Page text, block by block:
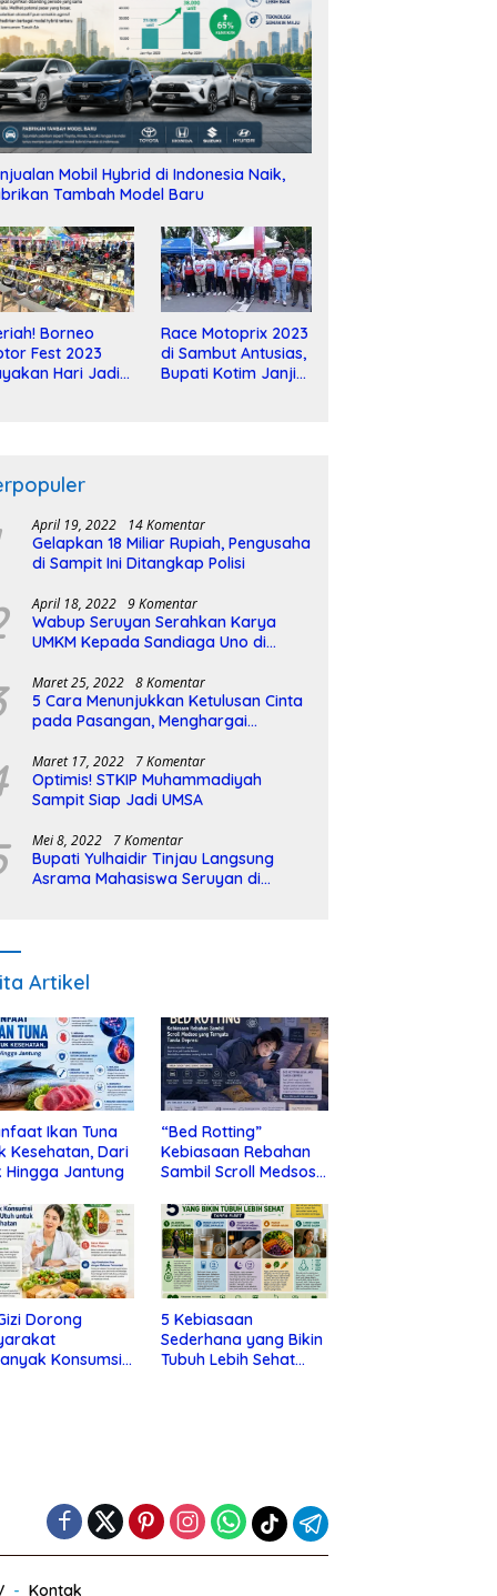
Mobil Hybrid di Indonesia Naik,
Tambah Model Baru
Borneo
Fest 2023
Hari Jadi
Race Motoprix 2023
di Sambut Antusias,
Bupati Kotim Janji
April 19, 2022 14 Komentar
Gelapkan 18 Miliar Rupiah, Pengusaha
di Sampit Ini Ditangkap Polisi
April 18, 2022 9 Komentar
Wabup Seruyan Serahkan Karya
UMKM Kepada Sandiaga Uno di
Maret 25, 2022 8 Komentar
5 Cara Menunjukkan Ketulusan Cinta
pada Pasangan, Menghargai
Maret 17, 2022 7 Komentar
Optimis! STKIP Muhammadiyah
Sampit Siap Jadi UMSA
Mei 8, 2022 7 Komentar
Bupati Yulhaidir Tinjau Langsung
Asrama Mahasiswa Seruyan di
Artikel
Ikan Tuna
Kesehatan, Dari
Hingga Jantung
“Bed Rotting”
Kebiasaan Rebahan
Sambil Scroll Medsos
Depresi
Dorong
Konsumsi
5 Kebiasaan
Sederhana yang Bikin
Tubuh Lebih Sehat
Kontak